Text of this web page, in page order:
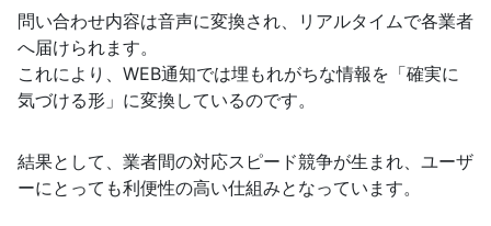
問い合わせ内容は音声に変換され、リアルタイムで各業者
へ届けられます。
これにより、WEB通知では埋もれがちな情報を「確実に
気づける形」に変換しているのです。
結果として、業者間の対応スピード競争が生まれ、ユーザ
ーにとっても利便性の高い仕組みとなっています。